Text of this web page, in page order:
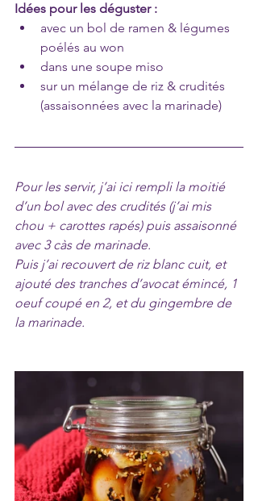
Idées pour les déguster :
avec un bol de ramen & légumes
poélés au won
dans une soupe miso
sur un mélange de riz & crudités
(assaisonnées avec la marinade)
Pour les servir, j’ai ici rempli la moitié
d’un bol avec des crudités (j’ai mis
chou + carottes rapés) puis assaisonné
avec 3 càs de marinade.
Puis j’ai recouvert de riz blanc cuit, et
ajouté des tranches d’avocat émincé, 1
oeuf coupé en 2, et du gingembre de
la marinade.